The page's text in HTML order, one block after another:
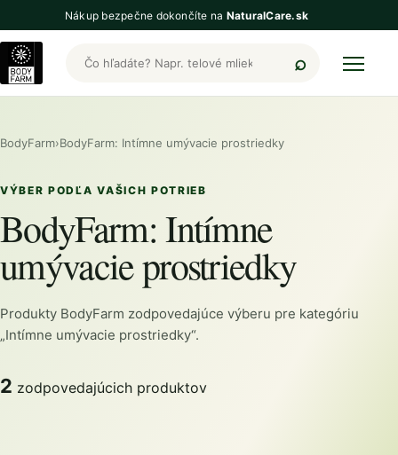
Nákup bezpečne dokončíte na NaturalCare.sk
Hľadať produkty BodyFarm
BodyFarm›BodyFarm: Intímne umývacie prostriedky
VÝBER PODĽA VAŠICH POTRIEB
BodyFarm: Intímne
umývacie prostriedky
Produkty BodyFarm zodpovedajúce výberu pre kategóriu
„Intímne umývacie prostriedky“.
2 zodpovedajúcich produktov